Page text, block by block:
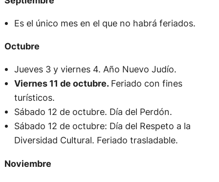
Es el único mes en el que no habrá feriados.
Octubre
Jueves 3 y viernes 4. Año Nuevo Judío.
Viernes 11 de octubre. Feriado con fines
turísticos.
Sábado 12 de octubre. Día del Perdón.
Sábado 12 de octubre: Día del Respeto a la
Diversidad Cultural. Feriado trasladable.
Noviembre